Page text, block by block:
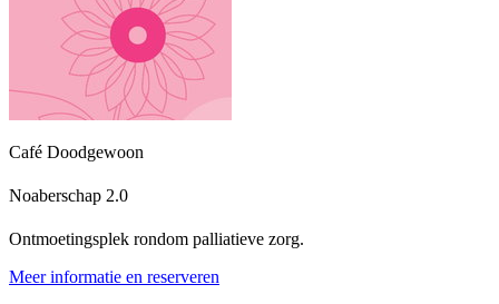
Café Doodgewoon
Noaberschap 2.0
Ontmoetingsplek rondom palliatieve zorg.
Meer informatie en reserveren